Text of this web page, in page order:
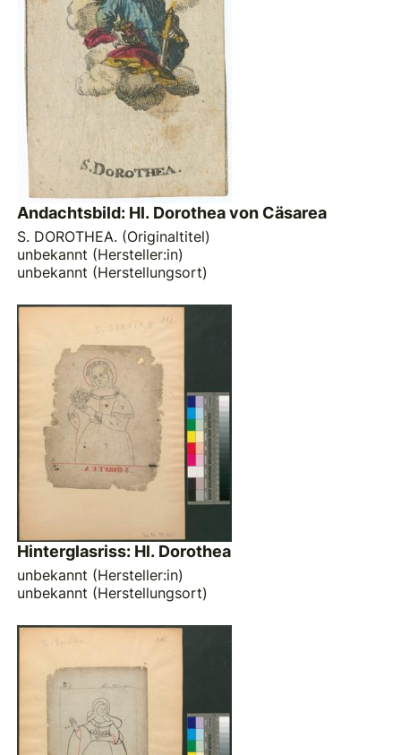
Andachtsbild: Hl. Dorothea von Cäsarea
S. DOROTHEA. (Originaltitel)
unbekannt (Hersteller:in)
unbekannt (Herstellungsort)
Hinterglasriss: Hl. Dorothea
unbekannt (Hersteller:in)
unbekannt (Herstellungsort)